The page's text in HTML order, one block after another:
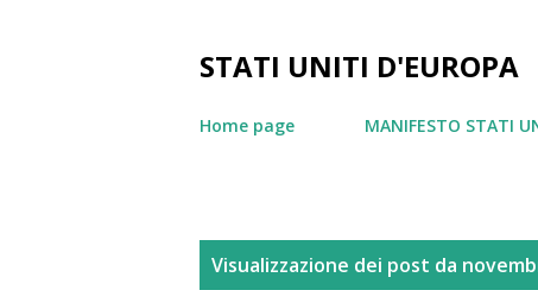
STATI UNITI D'EUROPA
Home page MANIFESTO STATI
Visualizzazione dei post da